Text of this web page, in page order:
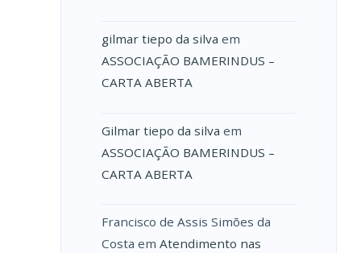
gilmar tiepo da silva em
ASSOCIAÇÃO BAMERINDUS –
CARTA ABERTA
Gilmar tiepo da silva em
ASSOCIAÇÃO BAMERINDUS –
CARTA ABERTA
Francisco de Assis Simões da
Costa em Atendimento nas